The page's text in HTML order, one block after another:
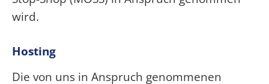
wird.
Hosting
Die von uns in Anspruch genommenen